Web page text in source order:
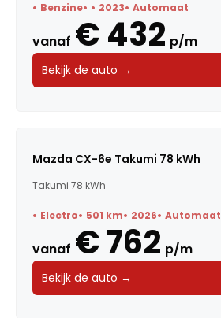
Benzine 2023 Automaat
vanaf € 432 p/m
Bekijk de auto →
Mazda CX-6e Takumi 78 kWh
Takumi 78 kWh
Electro 501 km 2026 Automaat
vanaf € 762 p/m
Bekijk de auto →